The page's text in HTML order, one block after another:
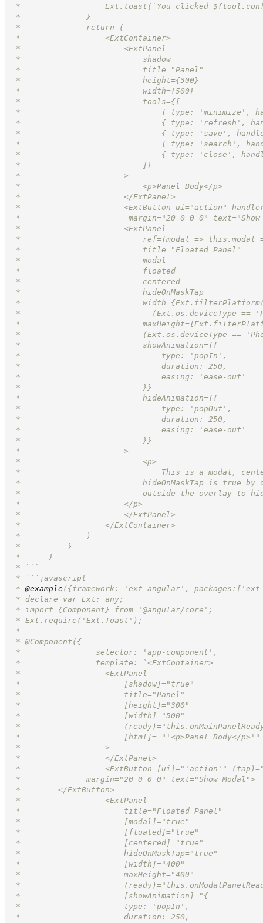
* 	            Ext.toast(`You clicked
*	        }
*	        return (
*	            <ExtContainer>
*	                <ExtPanel
*	                    shadow
*	                    title="Panel"
*	                    height={300}
*	                    width={500}
*	                    tools={[
*	                        { type:
*	                        { type: 'refresh',
*	                        { type: 'save',
*	                        { type: 'search',
*	                        { type: 'close',
*	                    ]}
*	                >
*	                    <p>Panel Body</p>
*	                </ExtPanel>
*	                <ExtButton ui="action"
*                       margin="20 0 0 0"
*	                <ExtPanel
*	                    ref={modal => this.modal
*	                    title="Floated Panel"
*	                    modal
*	                    floated
*	                    centered
*	                    hideOnMaskTap
*
*                            (Ext.os.deviceType ==
*
*                          (Ext.os.deviceType ==
*	                    showAnimation={{
*	                        type: 'popIn',
*	                        duration: 250,
*	                        easing: 'ease-out'
*	                    }}
*	                    hideAnimation={{
*	                        type: 'popOut',
*	                        duration: 250,
*	                        easing: 'ease-out'
*	                    }}
*	                >
*	                    <p>
*	                        This is a modal,
*                          hideOnMaskTap is true
*                          outside the overlay to
*                      </p>
*	                </ExtPanel>
*	            </ExtContainer>
*	        )
*	    }
*	}
* ```
* ```javascript
* @example ({framework: 'ext-angular',
* declare var Ext: any;
* import {Component}
from '@angular/core';
* Ext.require('Ext.Toast');
*
* @Component({
*		  selector: 'app-component',
*		  template: `<ExtContainer>
*		    <ExtPanel
*		        [shadow]="true"
*		        title="Panel"
*		        [height]="300"
*		        [width]="500"
*
*		        [html]= "'<p>Panel Body</p>'"
*		    >
*		    </ExtPanel>
*		    <ExtButton [ui]="'action'"
*              margin="20 0 0 0" text="Show Modal">
*        </ExtButton>
*		    <ExtPanel
*		        title="Floated Panel"
*		        [modal]="true"
*		        [floated]="true"
*		        [centered]="true"
*		        hideOnMaskTap="true"
*		        [width]="400"
*		        maxHeight="400"
*
*		        [showAnimation]="{
*		        type: 'popIn',
*		        duration: 250,